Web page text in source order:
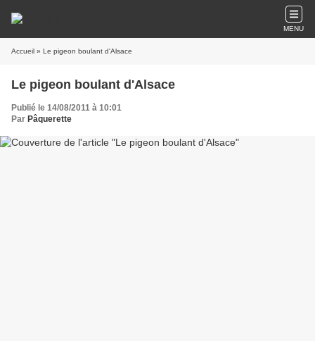
MENU
Accueil » Le pigeon boulant d'Alsace
Le pigeon boulant d'Alsace
Publié le 14/08/2011 à 10:01
Par Pâquerette